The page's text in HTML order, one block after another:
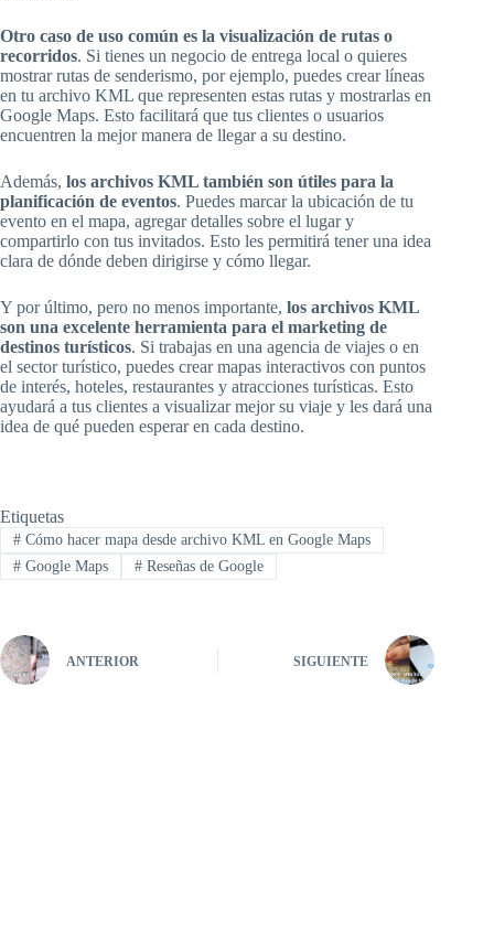
Otro caso de uso común es la visualización de rutas o
recorridos. Si tienes un negocio de entrega local o quieres
mostrar rutas de senderismo, por ejemplo, puedes crear líneas
en tu archivo KML que representen estas rutas y mostrarlas en
Google Maps. Esto facilitará que tus clientes o usuarios
encuentren la mejor manera de llegar a su destino.
Además, los archivos KML también son útiles para la
planificación de eventos. Puedes marcar la ubicación de tu
evento en el mapa, agregar detalles sobre el lugar y
compartirlo con tus invitados. Esto les permitirá tener una idea
clara de dónde deben dirigirse y cómo llegar.
Y por último, pero no menos importante, los archivos KML
son una excelente herramienta para el marketing de
destinos turísticos. Si trabajas en una agencia de viajes o en
el sector turístico, puedes crear mapas interactivos con puntos
de interés, hoteles, restaurantes y atracciones turísticas. Esto
ayudará a tus clientes a visualizar mejor su viaje y les dará una
idea de qué pueden esperar en cada destino.
Etiquetas
#Cómo hacer mapa desde archivo KML en Google Maps
#Google Maps #Reseñas de Google
ANTERIOR SIGUIENTE